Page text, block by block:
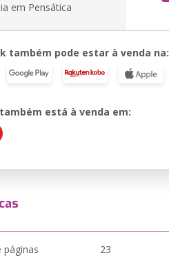
em Pensática
também pode estar à venda na:
está à venda em:
páginas 23